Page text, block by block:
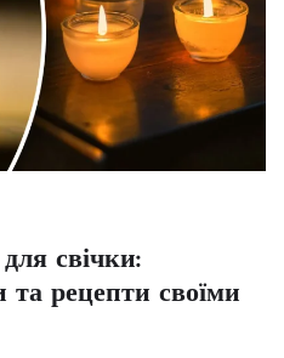
свічки:
та рецепти своїми